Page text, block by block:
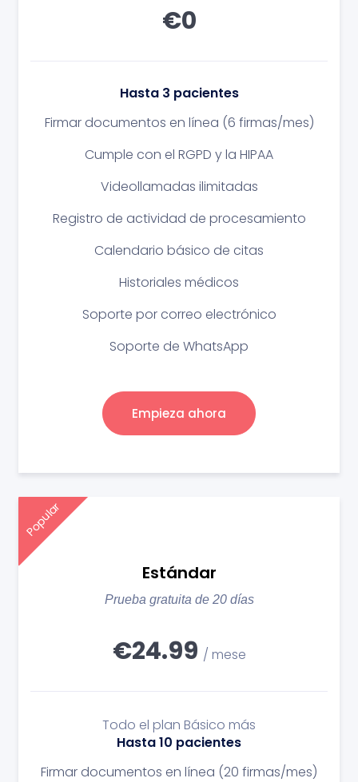
€0
Hasta 3 pacientes
Firmar documentos en línea (6 firmas/mes)
Cumple con el RGPD y la HIPAA
Videollamadas ilimitadas
Registro de actividad de procesamiento
Calendario básico de citas
Historiales médicos
Soporte por correo electrónico
Soporte de WhatsApp
Empieza ahora
Popular
Estándar
Prueba gratuita de 20 días
€24.99 / mese
Todo el plan Básico más
Hasta 10 pacientes
Firmar documentos en línea (20 firmas/mes)